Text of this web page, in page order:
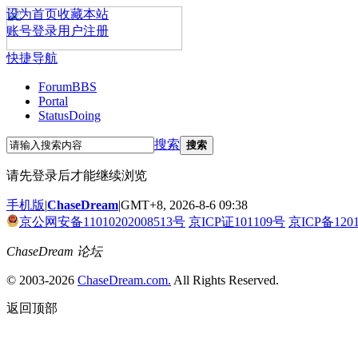
设为首页收藏本站
账号登录用户注册
快捷导航
ForumBBS
Portal
StatusDoing
搜索 搜索
请先登录后才能继续浏览
手机版|ChaseDream|GMT+8, 2026-8-6 09:38
京公网安备11010202008513号 京ICP证101109号 京ICP备
ChaseDream 论坛
© 2003-2026 ChaseDream.com. All Rights Reserved.
返回顶部